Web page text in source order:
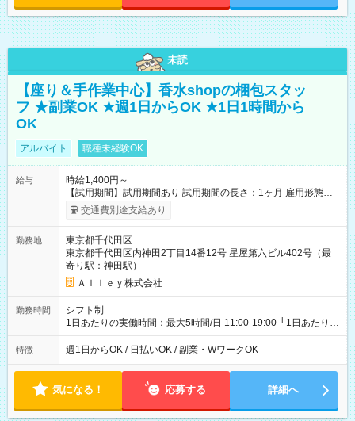
未読
【座り＆手作業中心】香水shopの梱包スタッ
フ ★副業OK ★週1日からOK ★1日1時間から
OK
アルバイト 職種未経験OK
給与
時給1,400円～
【試用期間】試用期間あり 試用期間の長さ：1ヶ月 雇用形態、
給与は本採用時と同じです。
交通費別途支給あり
勤務地
東京都千代田区
東京都千代田区内神田2丁目14番12号 星屋第六ビル402号（最
寄り駅：神田駅）
Ａｌｌｅｙ株式会社
勤務時間
シフト制
1日あたりの実働時間：最大5時間/日 11:00-19:00 └1日あたりの
実働時間：1-5時間 └上記の時間帯内であれば、いつでも勤務可
能！ └平日・土曜日の中で、お好きな曜日でご勤務いただけま
18:00 などのように、自由な働き方が可能なお仕事です！
特徴 週1日からOK / 日払いOK / 副業・WワークOK
気になる！ 応募する 詳細へ